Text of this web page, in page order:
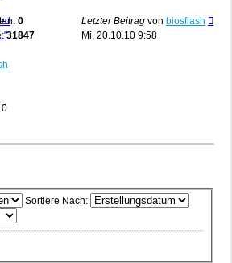
0
31847
Letzter Beitrag von biosflash
Mi, 20.10.10 9:58
Sortiere Nach: